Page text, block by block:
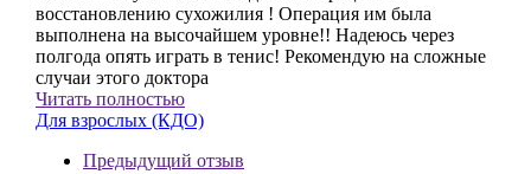
восстановлению сухожилия ! Операция им была
выполнена на высочайшем уровне!! Надеюсь через
полгода опять играть в тенис! Рекомендую на сложные
случаи этого доктора
Читать полностью
Для взрослых (КДО)
Предыдущий отзыв